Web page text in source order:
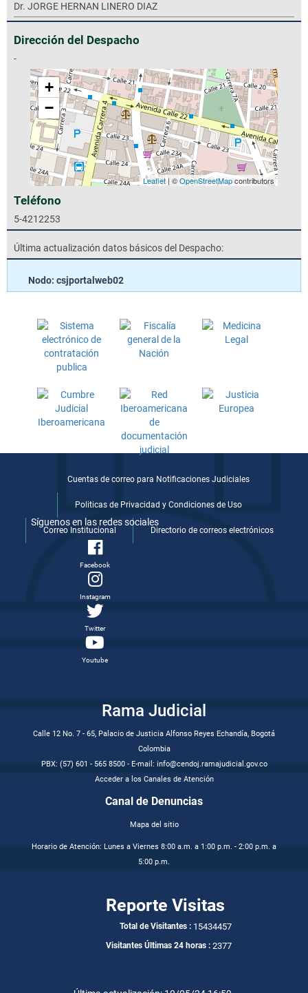
Dr. JORGE HERNAN LINERO DIAZ
Dirección del Despacho
-
+
−
Leaflet| ©OpenStreetMapcontributors
Teléfono
5-4212253
Última actualización datos básicos del Despacho:
Nodo: csjportalweb02
Cuentas de correo para Notificaciones Judiciales
Politicas de Privacidad y Condiciones de Uso
Correo Institucional Directorio de correos electrónicos
Síguenos en las redes sociales
Facebook
Instagram
Twitter
Youtube
Rama Judicial
Calle 12 No. 7 - 65, Palacio de Justicia Alfonso Reyes Echandía, Bogotá
Colombia
PBX: (57) 601 - 565 8500 - E-mail: info@cendoj.ramajudicial.gov.co
Acceder a los Canales de Atención
Canal de Denuncias
Mapa del sitio
Horario de Atención: Lunes a Viernes 8:00 a.m. a 1:00 p.m. - 2:00 p.m. a
5:00 p.m.
Reporte Visitas
Total de Visitantes : 15434457
Visitantes Últimas 24 horas : 2377